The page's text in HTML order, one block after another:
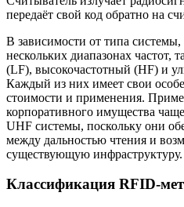
передаёт свой код обратно на
В зависимости от типа
нескольких диапазонах частот,
(LF), высокочастотный (HF) и
Каждый из них имеет свои
стоимости и применения.
корпоративного имущества
UHF системы, поскольку они
между дальностью чтения и
существующую инфраструктуру.
Классификация RFID-